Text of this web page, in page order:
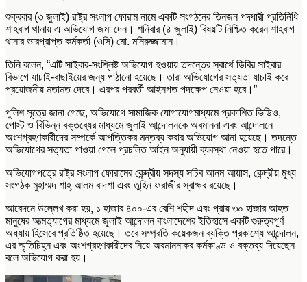
শুক্রবার (৩ জুলাই) রাষ্ট্র সংলাপ ফোরাম নামে একটি সংগঠনের তিনজন পদধারী প্রতিনিধি
শাহবাগ থানায় এ অভিযোগ জমা দেন। শনিবার (৪ জুলাই) বিষয়টি নিশ্চিত করেন শাহবাগ
থানার ভারপ্রাপ্ত কর্মকর্তা (ওসি) মো. মনিরুজ্জামান।
তিনি বলেন, “এটি সাইবার-সংশ্লিষ্ট অভিযোগ হওয়ায় তদন্তের স্বার্থে ডিবির সাইবার
বিভাগে যাচাই-বাছাইয়ের জন্য পাঠানো হয়েছে। তারা অভিযোগের সত্যতা যাচাই করে
প্রয়োজনীয় মতামত দেবে। এরপর পরবর্তী আইনগত পদক্ষেপ নেওয়া হবে।”
পুলিশ সূত্রে জানা গেছে, অভিযোগে সামাজিক যোগাযোগমাধ্যমে প্রকাশিত ভিডিও,
পোস্ট ও বিভিন্ন বক্তব্যের মাধ্যমে জুলাই আন্দোলনকে অবমাননা এবং আন্দোলনে
অংশগ্রহণকারীদের সম্পর্কে আপত্তিকর মন্তব্য করার অভিযোগ আনা হয়েছে। তদন্তে
অভিযোগের সত্যতা পাওয়া গেলে প্রচলিত আইন অনুযায়ী ব্যবস্থা নেওয়া হতে পারে।
অভিযোগপত্রে রাষ্ট্র সংলাপ ফোরামের কেন্দ্রীয় সদস্য সচিব আনম আয়াস, কেন্দ্রীয় মুখ্য
সংগঠক মুহাম্মদ শাহ্ আলম বাদশা এবং তুহিন ফরাজীর স্বাক্ষর রয়েছে।
আবেদনে উল্লেখ করা হয়, ১ হাজার ৪০০-এর বেশি শহীদ এবং প্রায় ৩০ হাজার আহত
মানুষের আত্মত্যাগের মাধ্যমে জুলাই আন্দোলন বাংলাদেশের ইতিহাসে একটি গুরুত্বপূর্ণ
অধ্যায় হিসেবে প্রতিষ্ঠিত হয়েছে। তবে সম্প্রতি কয়েকজন ব্যক্তি প্রকাশ্যে আন্দোলন,
এর স্মৃতিচিহ্ন এবং অংশগ্রহণকারীদের নিয়ে অবমাননাকর কর্মকাণ্ড ও বক্তব্য দিয়েছেন
বলে অভিযোগ করা হয়।